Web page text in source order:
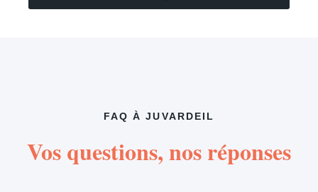
FAQ À JUVARDEIL
Vos questions, nos réponses